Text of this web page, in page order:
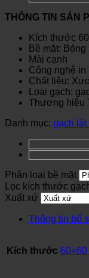
THÔNG TIN SẢN
Kích thước
Bề mặt: Bóng
Mài cạnh
Công nghệ in
Chất liệu:
Loại gạch:
Thương hiệu
Danh mục: gạch lát
Phân loại bề mặt
Lọc kích thước
Xuất xứ
Thông tin bổ
Kích thước 60×60